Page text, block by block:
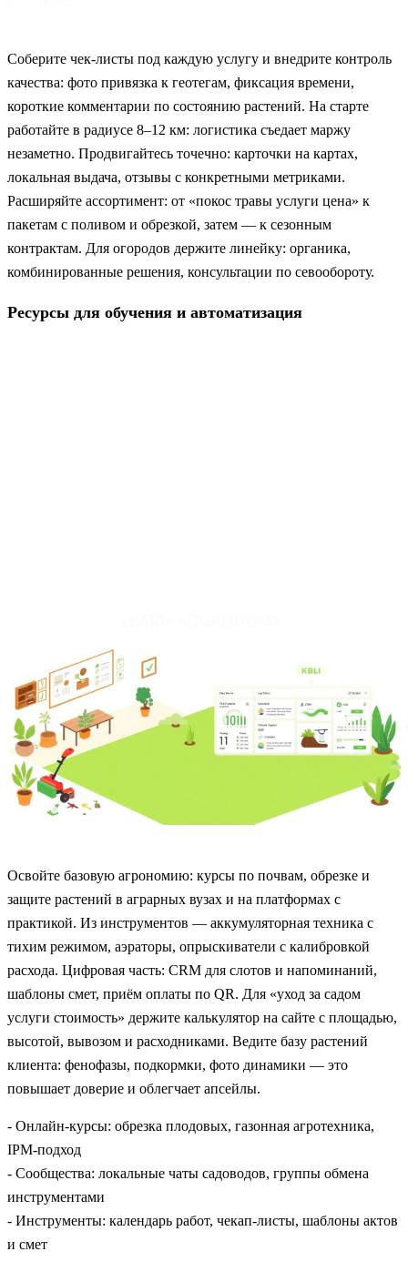
Соберите чек-листы под каждую услугу и внедрите контроль
качества: фото привязка к геотегам, фиксация времени,
короткие комментарии по состоянию растений. На старте
работайте в радиусе 8–12 км: логистика съедает маржу
незаметно. Продвигайтесь точечно: карточки на картах,
локальная выдача, отзывы с конкретными метриками.
Расширяйте ассортимент: от «покос травы услуги цена» к
пакетам с поливом и обрезкой, затем — к сезонным
контрактам. Для огородов держите линейку: органика,
комбинированные решения, консультации по севообороту.
Ресурсы для обучения и автоматизация
Освойте базовую агрономию: курсы по почвам, обрезке и
защите растений в аграрных вузах и на платформах с
практикой. Из инструментов — аккумуляторная техника с
тихим режимом, аэраторы, опрыскиватели с калибровкой
расхода. Цифровая часть: CRM для слотов и напоминаний,
шаблоны смет, приём оплаты по QR. Для «уход за садом
услуги стоимость» держите калькулятор на сайте с площадью,
высотой, вывозом и расходниками. Ведите базу растений
клиента: фенофазы, подкормки, фото динамики — это
повышает доверие и облегчает апсейлы.
- Онлайн-курсы: обрезка плодовых, газонная агротехника,
IPM-подход
- Сообщества: локальные чаты садоводов, группы обмена
инструментами
- Инструменты: календарь работ, чекап-листы, шаблоны актов
и смет